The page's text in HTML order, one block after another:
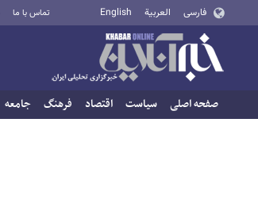
فارسی العربية English تماس با ما
صفحه اصلی سیاست اقتصاد فرهنگ جامعه